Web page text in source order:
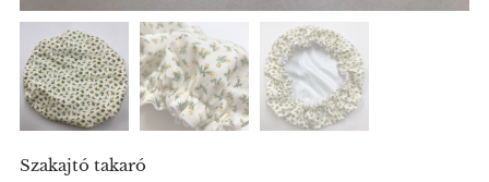
Szakajtó takaró